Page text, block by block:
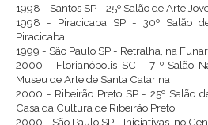
1998 - Santos SP - 25º Salão de Arte
1998 - Piracicaba SP - 30º Salão
Piracicaba
1999 - São Paulo SP - Retralha, na
2000 - Florianópolis SC - 7 º Salão
Museu de Arte de Santa Catarina
2000 - Ribeirão Preto SP - 25º Salão
Casa da Cultura de Ribeirão Preto
2000 - São Paulo SP - Iniciativas, no